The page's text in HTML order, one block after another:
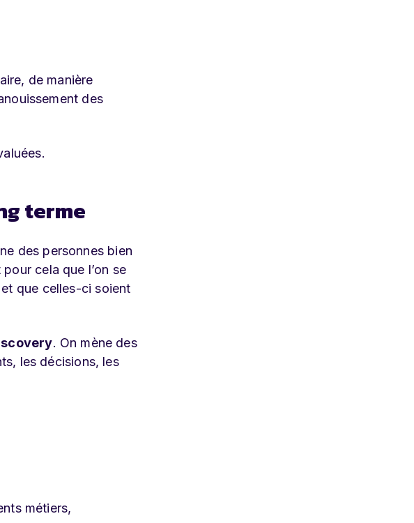
de manière
des
terme
des personnes bien
cela que l’on se
que celles-ci soient
. On mène des
les décisions, les
métiers,